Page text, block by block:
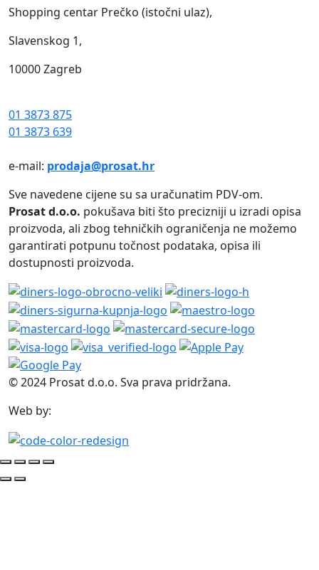
Shopping centar Prečko (istočni ulaz),
Slavenskog 1,
10000 Zagreb
01 3873 875
01 3873 639
e-mail: prodaja@prosat.hr
Sve navedene cijene su sa uračunatim PDV-om.
Prosat d.o.o. pokušava biti što precizniji u izradi opisa
proizvoda, ali zbog tehničkih ograničenja ne možemo
garantirati potpunu točnost podataka, opisa ili
dostupnosti proizvoda.
© 2024 Prosat d.o.o. Sva prava pridržana.
Web by: